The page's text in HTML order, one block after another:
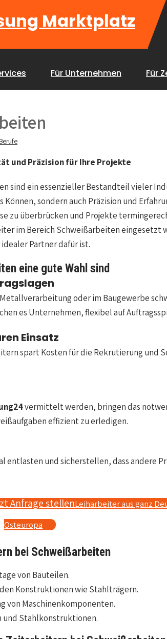
Marktplatz
Für Unternehmen Für
und Präzision für Ihre Projekte
sind ein essenzieller Bestandteil vieler
sondern auch Präzision und
zu überbrücken und Projekte
im Bereich Schweißarbeiten eingesetzt
idealer Partner dafür ist.
eine gute Wahl sind
oder im Baugewerbe
es Unternehmen, flexibel auf
Einsatz
spart Kosten für die Rekrutierung und
vermittelt werden, bringen das
effizient zu erledigen.
entlasten und sicherstellen, dass andere
Anfrage stellenLeiharbeiter aus ganz
Osteuropa
bei Schweißarbeiten
von Bauteilen.
Konstruktionen wie Stahlträgern.
von Maschinenkomponenten.
und Stahlkonstruktionen.